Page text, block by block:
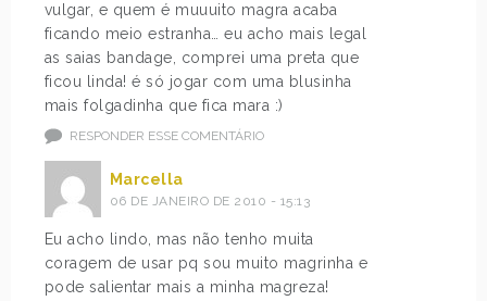
vulgar, e quem é muuuito magra acaba
ficando meio estranha… eu acho mais legal
as saias bandage, comprei uma preta que
ficou linda! é só jogar com uma blusinha
mais folgadinha que fica mara :)
RESPONDER ESSE COMENTÁRIO
Marcella
06 DE JANEIRO DE 2010 - 15:13
Eu acho lindo, mas não tenho muita
coragem de usar pq sou muito magrinha e
pode salientar mais a minha magreza!